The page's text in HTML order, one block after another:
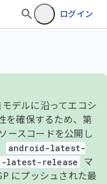
ログイン
デルに沿ってエコシ
を確保するため、第
ースコードを公開し
android-latest-
latest-release
マ
にプッシュされた最